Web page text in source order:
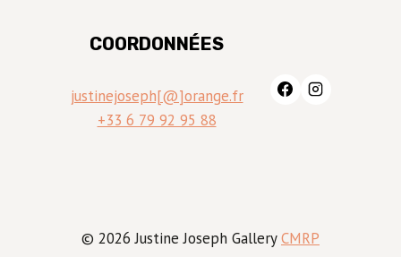
COORDONNÉES
justinejoseph[@]orange.fr
+33 6 79 92 95 88
© 2026 Justine Joseph GalleryCMRP